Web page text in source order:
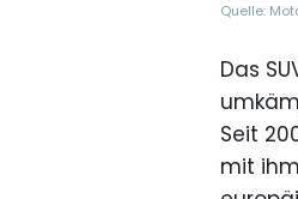
Quelle:
Das
Seit
mit